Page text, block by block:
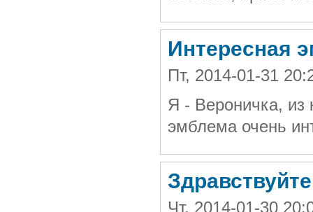
Интересная
Пт, 2014-01-31
Я - Вероничка,
эмблема очень
Чт, 2014-01-30